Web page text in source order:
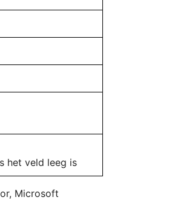
het veld leeg is
Microsoft